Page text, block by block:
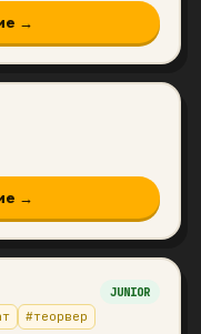
→
→
JUNIOR
#теорвер